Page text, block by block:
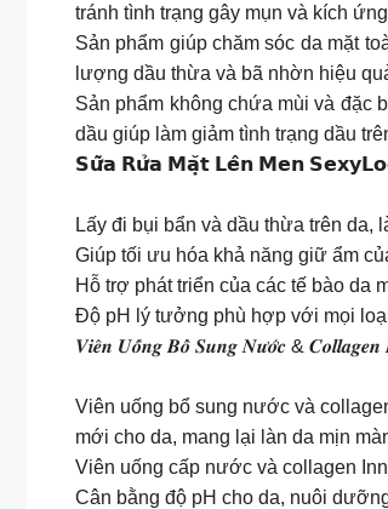
tránh tình trạng gây mụn và kích
Sản phẩm giúp chăm sóc da mặt
lượng dầu thừa và bã nhờn hiệu
Sản phẩm không chứa mùi và đặc
dầu giúp làm giảm tình trạng dầu
𝗦𝘂̛̃𝗮 𝗥𝘂̛̉𝗮 𝗠𝗮̣̆𝘁 𝗟𝗲̂𝗻 𝗠𝗲𝗻
Lấy đi bụi bẩn và dầu thừa trên
Giúp tối ưu hóa khả năng giữ ẩm
Hỗ trợ phát triển của các tế bào da
Độ pH lý tưởng phù hợp với mọi
𝑽𝒊𝒆̂𝒏 𝑼𝒐̂́𝒏𝒈 𝑩𝒐̂̉ 𝑺𝒖𝒏𝒈 𝑵𝒖̛𝒐̛́𝒄 & 𝑪𝒐𝒍𝒍𝒂𝒈𝒆𝒏
Viên uống bổ sung nước và
mới cho da, mang lại làn da mịn
Viên uống cấp nước và collagen
Cân bằng độ pH cho da, nuôi